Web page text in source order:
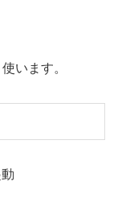
います。